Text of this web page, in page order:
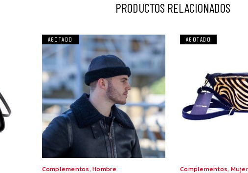
PRODUCTOS RELACIONADOS
AGOTADO
Complementos,Hombre
OFERTA
AGOTADO
Complementos, Mujer